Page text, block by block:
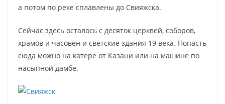
а потом по реке сплавлены до Свияжска.
Сейчас здесь осталось с десяток церквей, соборов,
храмов и часовен и светские здания 19 века. Попасть
сюда можно на катере от Казани или на машине по
насыпной дамбе.